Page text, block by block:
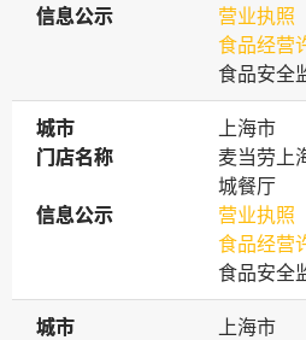
信息公示
信息公示
营业执照
食品经营
食品安全
城市
城市
上海市
门店名称
门店名称
麦当劳上
城餐厅
信息公示
信息公示
营业执照
食品经营
食品安全
城市
城市
上海市